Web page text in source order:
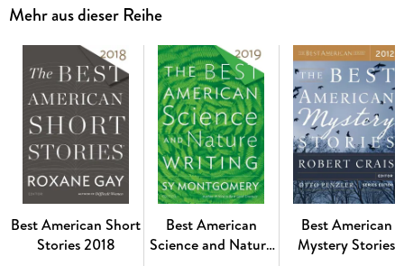
Each volume's series editor selects notable works from
hundreds of magazines, journals, and websites. The special
guest editor then chooses the best twenty or so pieces to
publish. This unique system has made the Best American
series the most respected and most popular of its kind.
Mehr aus dieser Reihe
Best American Short
Stories 2018
Best American
Science and Nature
Best American
Mystery Stories